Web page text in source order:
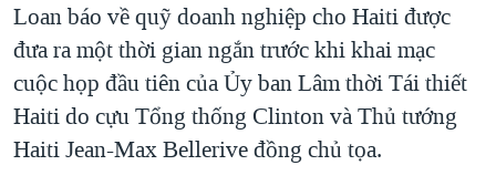
Loan báo về quỹ doanh nghiệp cho Haiti được
đưa ra một thời gian ngắn trước khi khai mạc
cuộc họp đầu tiên của Ủy ban Lâm thời Tái thiết
Haiti do cựu Tổng thống Clinton và Thủ tướng
Haiti Jean-Max Bellerive đồng chủ tọa.